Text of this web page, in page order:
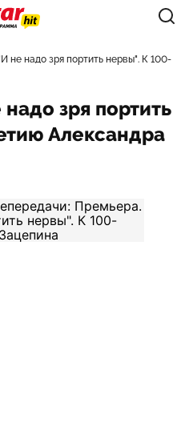
не надо зря портить нервы". К 100-
зря портить
Александра